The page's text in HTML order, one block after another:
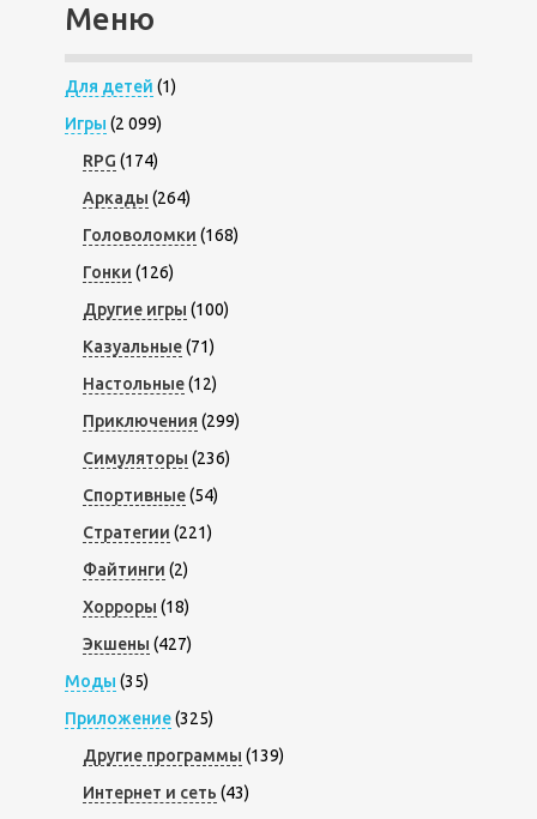
Меню
Для детей (1)
Игры (2 099)
RPG (174)
Аркады (264)
Головоломки (168)
Гонки (126)
Другие игры (100)
Казуальные(71)
Настольные(12)
Приключения (299)
Симуляторы (236)
Спортивные(54)
Стратегии (221)
Файтинги (2)
Хорроры (18)
Экшены (427)
Моды (35)
Приложение(325)
Другие программы (139)
Интернет и сеть (43)